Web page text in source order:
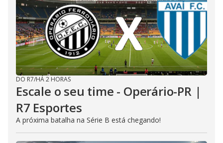
DO R7/HÁ 2 HORAS
Escale o seu time - Operário-PR |
R7 Esportes
A próxima batalha na Série B está chegando!